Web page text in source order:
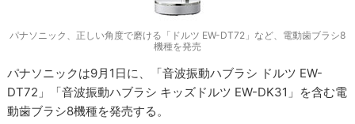
パナソニック、正しい角度で磨ける「ドルツ EW-DT72」など、電動歯ブラシ8
機種を発売
パナソニックは9月1日に、「音波振動ハブラシ ドルツ EW-
DT72」「音波振動ハブラシ キッズドルツ EW-DK31」を含む電
動歯ブラシ8機種を発売する。